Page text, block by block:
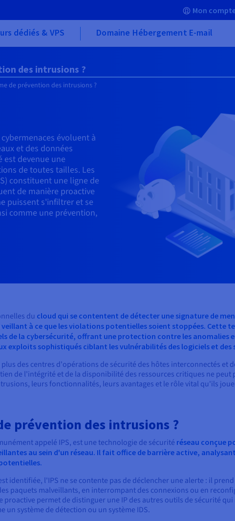
Mon
dédiés & VPS Domaine Hébergement E-mail
des intrusions ?
de prévention des intrusions ?
évoluent à
et des données
est devenue une
de toutes tailles. Les
constituent une ligne de
de manière proactive
puissent s'infiltrer et se
comme une prévention,
du cloud qui se contentent de détecter une signature de
veillant à ce que les violations potentielles soient stoppées. Cette
de la cybersécurité, offrant une protection contre les anomalies
exploits sophistiqués ciblant les vulnérabilités des logiciels et des
des centres d'opérations de sécurité des hôtes interconnectés et
de l'intégrité et de la disponibilité des ressources critiques ne peut
leurs fonctionnalités, leurs avantages et le rôle vital qu'ils
prévention des intrusions ?
appelé IPS, est une technologie de sécurité réseau conçue
au sein d'un réseau. Il fait office de barrière active,
identifiée, l'IPS ne se contente pas de déclencher une alerte : il
paquets malveillants, en interrompant des connexions ou en
permet de distinguer une IP des autres outils de sécurité
système de détection ou un système IDS.